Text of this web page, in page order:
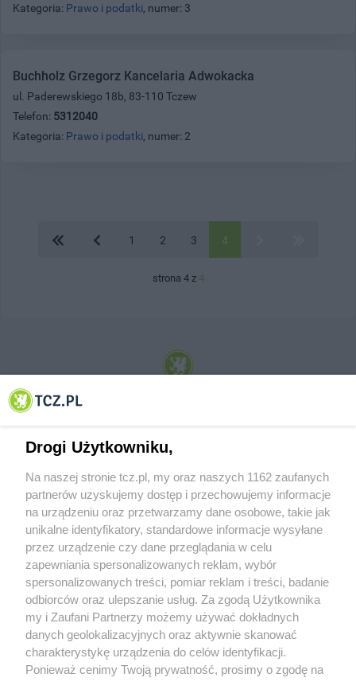
Kategoria: Prawo i podatki, numer: 3
Buchholz Grzegorz Kancelaria Adwokacka
ul. Paderewskiego 18b, 83-110 Tczew
Telefon: 5312040
Kategoria: Prawo i podatki, numer: 2
1 2 3 4
strona 4 z 4
© 2001-2026 Tczew - TCZ.PL Sp. z o.o. Internetowy Serwis Informacyjny Miasta
O FIRMIE POLITYKA PRYWATNOŚCI HOSTING
REKLAMA WSPÓŁPRACA RSS FACEBOOK KONTAKT
Nasze serwisy
Aktualności
Tcz24
Muzyka i kultura
Archiwum wydarzeń
Drogi Użytkowniku,
Na naszej stronie tcz.pl, my oraz naszych 1162 zaufanych
partnerów uzyskujemy dostęp i przechowujemy informacje
na urządzeniu oraz przetwarzamy dane osobowe, takie jak
unikalne identyfikatory, standardowe informacje wysyłane
przez urządzenie czy dane przeglądania w celu
zapewniania spersonalizowanych reklam, wybór
spersonalizowanych treści, pomiar reklam i treści, badanie
odbiorców oraz ulepszanie usług. Za zgodą Użytkownika
my i Zaufani Partnerzy możemy używać dokładnych
danych geolokalizacyjnych oraz aktywnie skanować
charakterystykę urządzenia do celów identyfikacji.
Ponieważ cenimy Twoją prywatność, prosimy o zgodę na